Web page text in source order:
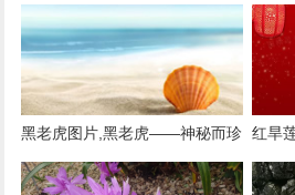
精灵
黑老虎图片,黑老虎——神秘而珍
贵的野生植物
红旱
红色